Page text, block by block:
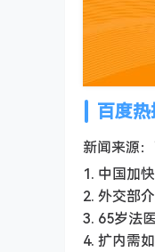
百度
新闻来源
1. 中国加
2. 外交部
3. 65岁法
4. 扩内需